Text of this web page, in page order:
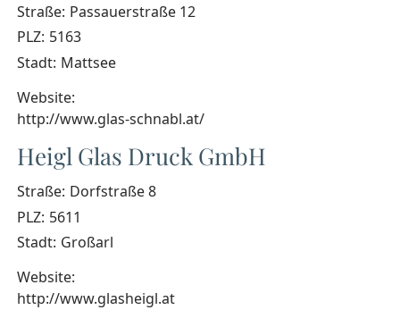
Straße: Passauerstraße 12
PLZ: 5163
Stadt: Mattsee
Website:
http://www.glas-schnabl.at/
Heigl Glas Druck GmbH
Straße: Dorfstraße 8
PLZ: 5611
Stadt: Großarl
Website:
http://www.glasheigl.at